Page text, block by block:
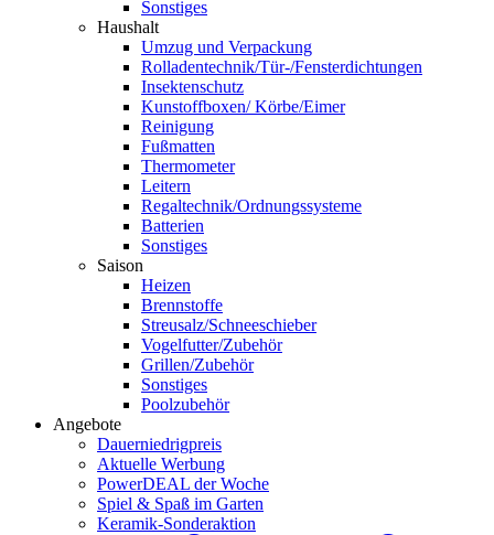
Sonstiges
Haushalt
Umzug und Verpackung
Rolladentechnik/Tür-/Fensterdichtungen
Insektenschutz
Kunstoffboxen/ Körbe/Eimer
Reinigung
Fußmatten
Thermometer
Leitern
Regaltechnik/Ordnungssysteme
Batterien
Sonstiges
Saison
Heizen
Brennstoffe
Streusalz/Schneeschieber
Vogelfutter/Zubehör
Grillen/Zubehör
Sonstiges
Poolzubehör
Angebote
Dauerniedrigpreis
Aktuelle Werbung
PowerDEAL der Woche
Spiel & Spaß im Garten
Keramik-Sonderaktion